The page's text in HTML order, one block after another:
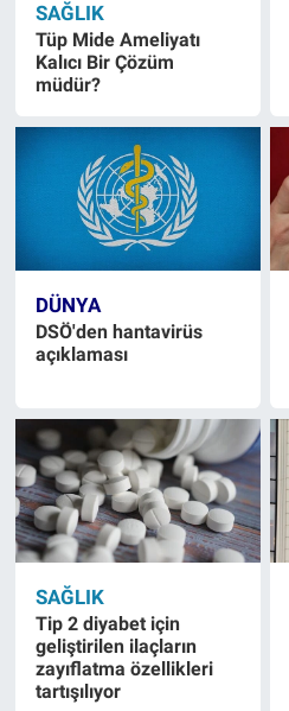
SAĞLIK
Tüp Mide Ameliyatı
Kalıcı Bir Çözüm
müdür?
DÜNYA
DSÖ'den hantavirüs
açıklaması
SAĞLIK
Tip 2 diyabet için
geliştirilen ilaçların
zayıflatma özellikleri
tartışılıyor